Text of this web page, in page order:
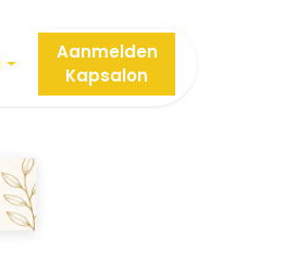
Aanmelden
Kapsalon